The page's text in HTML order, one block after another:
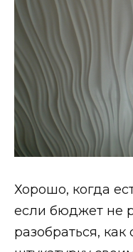
Хорошо, когда
если бюджет не
разобраться,